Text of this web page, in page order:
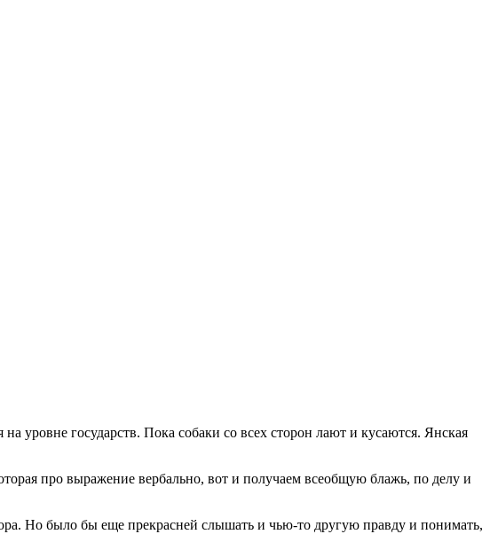
уровне государств. Пока собаки со всех сторон лают и кусаются. Янская
про выражение вербально, вот и получаем всеобщую блажь, по делу и
Но было бы еще прекрасней слышать и чью-то другую правду и понимать,